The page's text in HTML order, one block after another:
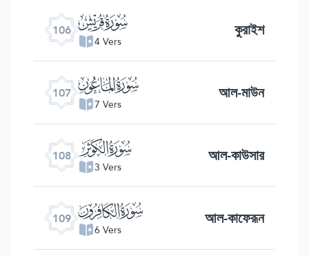
106 ﰗ
4 Vers কুরাইশ
107 ﰘ
7 Vers আল-মাউন
108 ﰙ
3 Vers আল-কাউসার
109 ﰚ
6 Vers আল-কাফেরূন